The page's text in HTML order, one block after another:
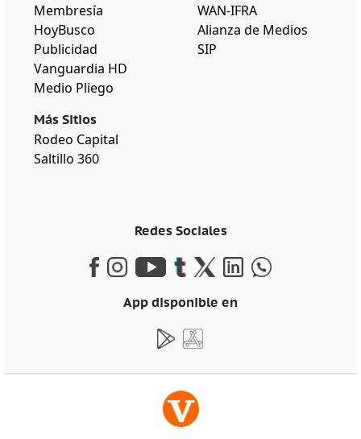
Membresía
HoyBusco
Publicidad
Vanguardia HD
Medio Pliego
Más Sitios
Rodeo Capital
Saltillo 360
WAN-IFRA
Alianza de Medios
SIP
Redes Sociales
App disponible en